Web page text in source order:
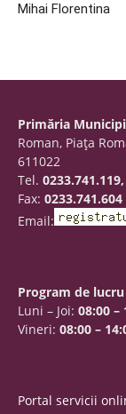
Mihai Florentina
Primăria
Roman, Piaţa
611022
Tel.
Fax: 0233.741.604
Email:
Program de lucru
Luni – Joi: 08:00 –
Vineri: 08:00 –
Portal servicii